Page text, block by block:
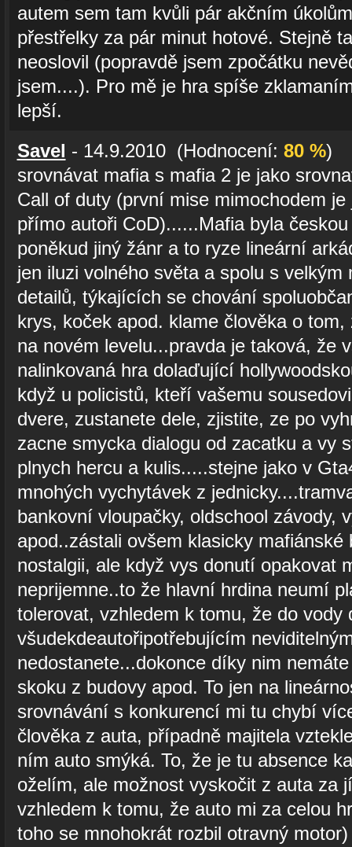
autem sem tam kvůli pár akčním
přestřelky za pár minut hotové. Stejně
neoslovil (popravdě jsem zpočátku
jsem....). Pro mě je hra spíše
lepší.
Savel - 14.9.2010 (Hodnocení: 80 %)
srovnávat mafia s mafia 2 je jako
Call of duty (první mise mimochodem
přímo autoři CoD)......Mafia byla
poněkud jiný žánr a to ryze lineární
jen iluzi volného světa a spolu s
detailů, týkajících se chování
krys, koček apod. klame člověka o tom,
na novém levelu...pravda je taková, že
nalinkovaná hra dolaďující
když u policistů, kteří vašemu
dvere, zustanete dele, zjistite, ze po
zacne smycka dialogu od zacatku a vy
plnych hercu a kulis.....stejne jako v
mnohých vychytávek z
bankovní vloupačky, oldschool závody,
apod..zástali ovšem klasicky mafiánské
nostalgii, ale když vys donutí opakovat
neprijemne..to že hlavní hrdina neumí
tolerovat, vzhledem k tomu, že do vody
všudekdeautořipotřebujícím
nedostanete...dokonce díky nim
skoku z budovy apod. To jen na
srovnávání s konkurencí mi tu chybí
člověka z auta, případně majitela
ním auto smýká. To, že je tu absence
oželím, ale možnost vyskočit z auta za
vzhledem k tomu, že auto mi za celou
toho se mnohokrát rozbil otravný